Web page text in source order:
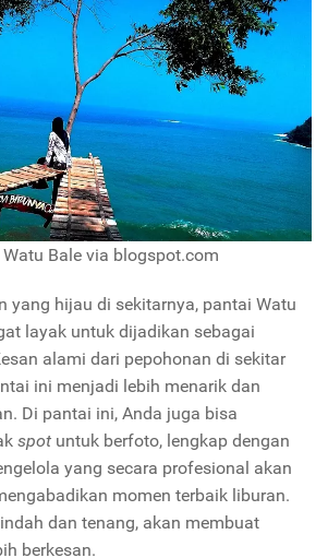
Bale via blogspot.com
yang hijau di sekitarnya, pantai Watu
layak untuk dijadikan sebagai
alami dari pepohonan di sekitar
ini menjadi lebih menarik dan
Di pantai ini, Anda juga bisa
spot untuk berfoto, lengkap dengan
yang secara profesional akan
momen terbaik liburan.
dan tenang, akan membuat
berkesan.